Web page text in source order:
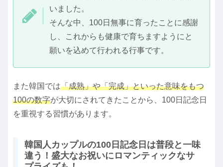
いました。
そんな中、100日無事に育ったことに感謝
し、これからも健康で育ちますようにと
願いを込めて行われる行事です。
また韓国では「成熟」や「完成」といった意味をもつ
100の数字が大切にされてきたことから、100日記念日
を重視する習慣があります。
韓国人カップルの100日記念日は普段と一味
違う！盛大なお祝いにロマンティックなサ